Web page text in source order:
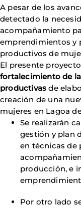
A pesar de los
detectado la
acompañamiento
emprendimientos y
productivos de
El presente proyecto
fortalecimiento de
productivas de
creación de una
mujeres en Lagoa
Se realizarán
gestión y plan
en técnicas de
producción, e
Por otro lado